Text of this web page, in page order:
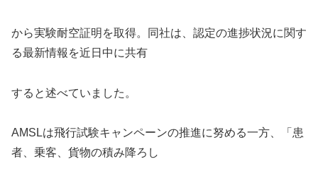
から実験耐空証明を取得。同社は、認定の進捗状況に関す
る最新情報を近日中に共有
すると述べていました。
AMSLは飛行試験キャンペーンの推進に努める一方、「患
者、乗客、貨物の積み降ろし